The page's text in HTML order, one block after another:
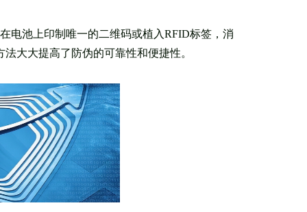
电池上印制唯一的二维码或植入RFID标签，消
大大提高了防伪的可靠性和便捷性。